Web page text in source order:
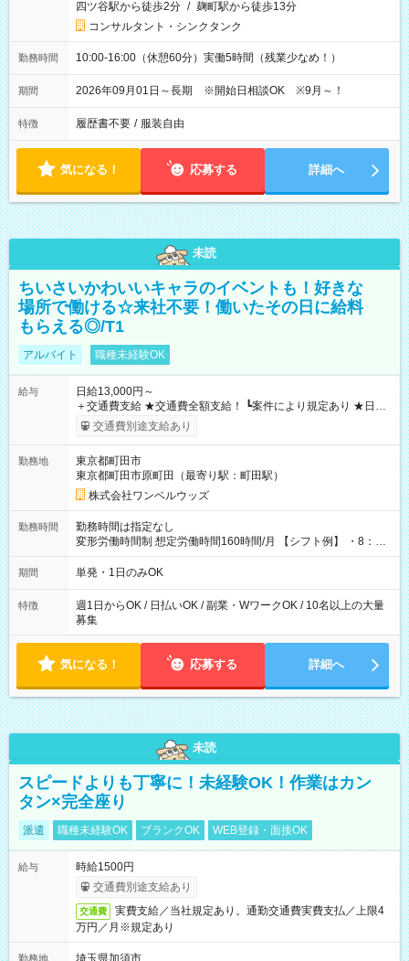
四ツ谷駅から徒歩2分 / 麹町駅から徒歩13分
コンサルタント・シンクタンク
勤務時間 10:00-16:00（休憩60分）実働5時間（残業少なめ！）
期間 2026年09月01日～長期 ※開始日相談OK ※9月～！
特徴 履歴書不要 / 服装自由
気になる！ 応募する 詳細へ
未読
ちいさいかわいいキャラのイベントも！好きな
場所で働ける☆来社不要！働いたその日に給料
もらえる◎/T1
アルバイト 職種未経験OK
給与
日給13,000円～
＋交通費支給 ★交通費全額支給！ ┗案件により規定あり ★日払
いOK！（規定あり） ┗働いたその日に現金GET♪ お仕事後はコ
ンビニATMから 日払い分を引き落とせます！ 【試用期間】試
交通費別途支給あり
勤務地
東京都町田市
東京都町田市原町田（最寄り駅：町田駅）
株式会社ワンベルウッズ
勤務時間
勤務時間は指定なし
変形労働時間制 想定労働時間160時間/月 【シフト例】 ・8：00
～21：00
期間 単発・1日のみOK
特徴
週1日からOK / 日払いOK / 副業・WワークOK / 10名以上の大量
募集
気になる！ 応募する 詳細へ
未読
スピードよりも丁寧に！未経験OK！作業はカン
タン×完全座り
派遣 職種未経験OK ブランクOK WEB登録・面接OK
給与
時給1500円
交通費別途支給あり
交通費
実費支給／当社規定あり。通勤交通費実費支払／上限4
万円／月※規定あり
勤務地
埼玉県加須市